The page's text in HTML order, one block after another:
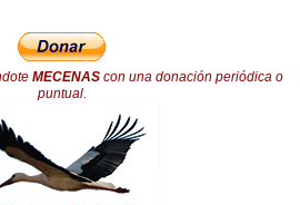
MECENAScon una donación periódica o
puntual.